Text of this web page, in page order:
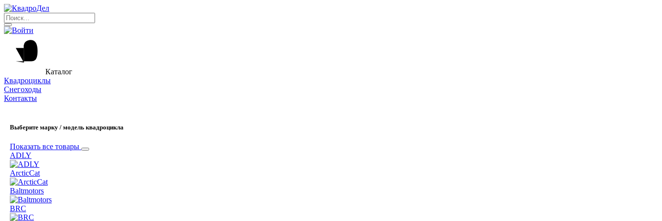
Каталог
Квадроциклы
Снегоходы
Контакты
Выберите марку / модель квадроцикла
Показать все товары
ADLY
ArcticCat
Baltmotors
BRC